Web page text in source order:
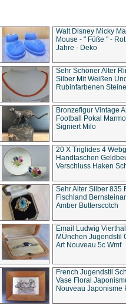
Walt Disney Micky
Mouse - " Füße " -
Jahre - Deko
Sehr Schöner Alter
Silber Mit Weißen Und
Rubinfarbenen
Bronzefigur Vintage
Football Pokal
Signiert Milo
20 X Triglides 4
Handtaschen
Verschluss Haken
Sehr Alter Silber 835
Fischland
Amber Butterscotch
Email Ludwig
MÜnchen Jugendstil
Art Nouveau 5c Wmf
French Jugendstil
Vase Floral
Nouveau Japonisme